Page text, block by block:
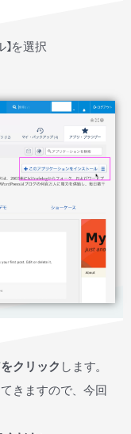
を選択
クリック します。
きますので、今回